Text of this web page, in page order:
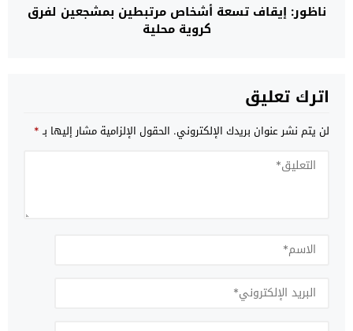
ناظور: إيقاف تسعة أشخاص مرتبطين بمشجعين لفرق
كروية محلية
اترك تعليق
لن يتم نشر عنوان بريدك الإلكتروني. الحقول الإلزامية مشار إليها بـ*